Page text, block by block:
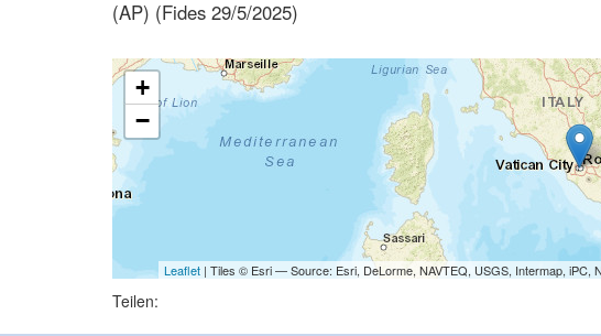
(AP) (Fides 29/5/2025)
+
−
Leaflet| Tiles © Esri — Source: Esri, DeLorme, NAVTEQ, USGS, Intermap, iPC,
Teilen: